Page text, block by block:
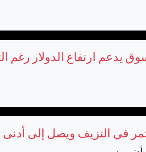
يدعم ارتفاع الدولار رغم
في النزيف ويصل إلى